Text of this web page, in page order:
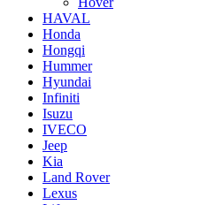
HAVAL
Honda
Hongqi
Hummer
Hyundai
Infiniti
Isuzu
IVECO
Jeep
Kia
Land Rover
Lexus